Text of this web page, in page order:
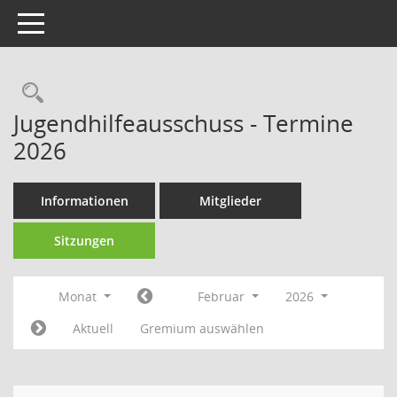
Toggle navigation
Rechercheauswahl
Jugendhilfeausschuss - Termine
2026
Informationen Mitglieder
Sitzungen
Monat Februar
2026
Aktuell
Gremium auswählen